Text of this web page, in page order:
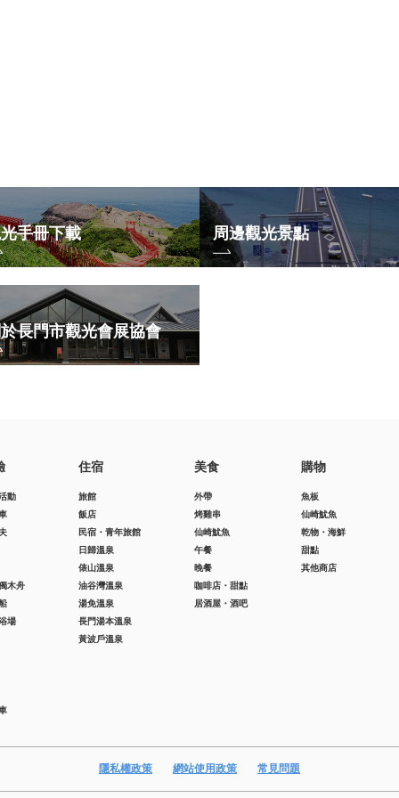
手冊下載 周邊觀光景點
長門市觀光會展協會
動
木舟
場
住宿
旅館
飯店
民宿・青年旅館
日歸溫泉
俵山溫泉
油谷灣溫泉
湯免溫泉
長門湯本溫泉
黃波戶溫泉
美食
外帶
烤雞串
仙崎魷魚
午餐
晚餐
咖啡店・甜點
居酒屋・酒吧
購物
魚板
仙崎魷魚
乾物・海鮮
甜點
其他商店
隱私權政策 網站使用政策 常見問題